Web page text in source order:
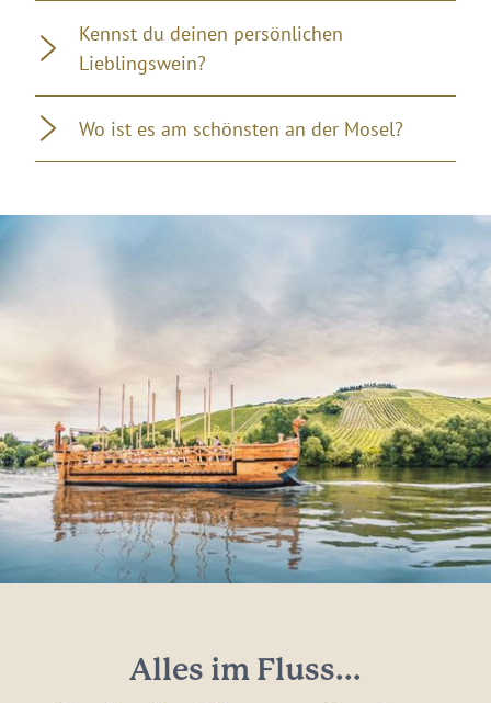
Kennst du deinen persönlichen
Lieblingswein?
Wo ist es am schönsten an der Mosel?
Alles im Fluss...